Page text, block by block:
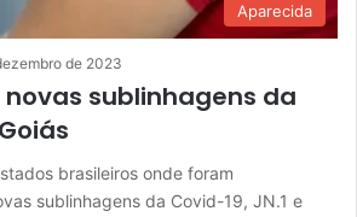
Aparecida
de 2023
sublinhagens da
brasileiros onde foram
sublinhagens da Covid-19, JN.1 e